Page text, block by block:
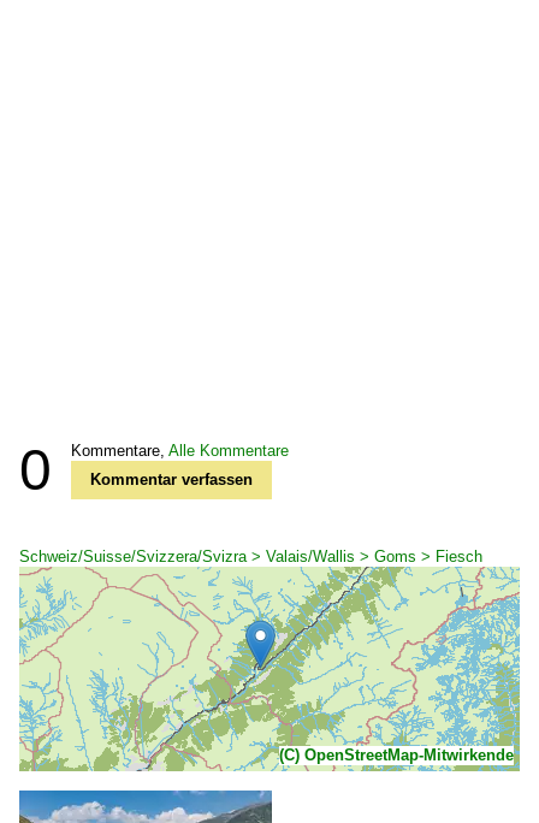
0 Kommentare, Alle Kommentare
Kommentar verfassen
Schweiz/Suisse/Svizzera/Svizra > Valais/Wallis > Goms > Fiesch
(C) OpenStreetMap-Mitwirkende